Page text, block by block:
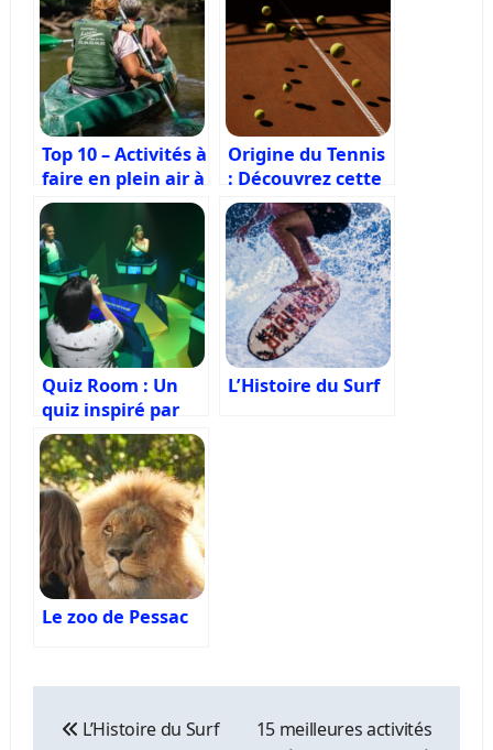
Top 10 – Activités à
faire en plein air à
Bordeaux
Origine du Tennis
: Découvrez cette
histoire
fascinante
Quiz Room : Un
quiz inspiré par
les jeux télévisés
L’Histoire du Surf
Le zoo de Pessac
L’Histoire du Surf
15 meilleures activités